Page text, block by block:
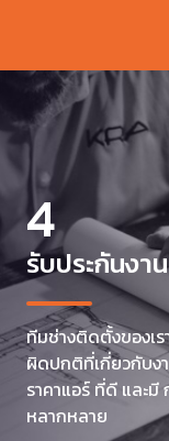
4
รับประกันงา
ทีมช่างติดตั้งของเ
ผิดปกติที่เกี่ยวกับง
ราคาแอร์ ที่ดี และมี
หลากหลาย